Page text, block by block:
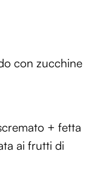
con zucchine
+ fetta
ai frutti di